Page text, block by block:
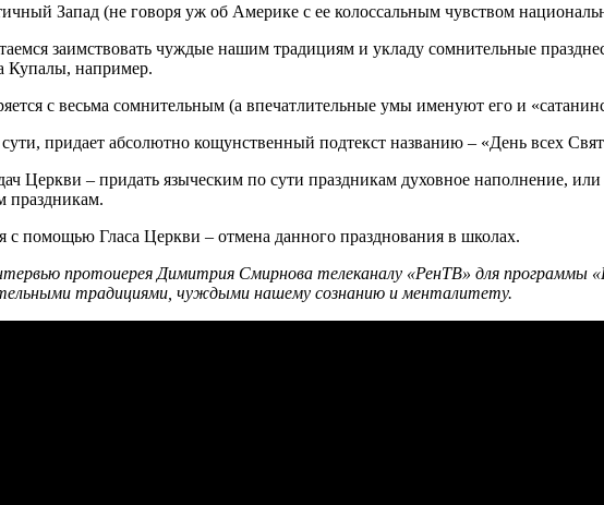
Запад (не говоря уж об Америке с ее колоссальным чувством
заимствовать чуждые нашим традициям и укладу сомнительные
Купалы, например.
с весьма сомнительным (а впечатлительные умы именуют его и
придает абсолютно кощунственный подтекст названию – «День всех
Церкви – придать языческим по сути праздникам духовное наполнение,
праздникам.
с помощью Гласа Церкви – отмена данного празднования в школах.
протоиерея Димитрия Смирнова телеканалу «РенТВ» для программы
традициями, чуждыми нашему сознанию и менталитету.